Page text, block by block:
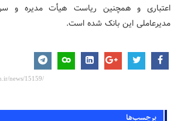
اعتباری و همچنین ریاست هیأت مدیره و
مدیرعاملی این بانک شده است.
برچسب‌ها